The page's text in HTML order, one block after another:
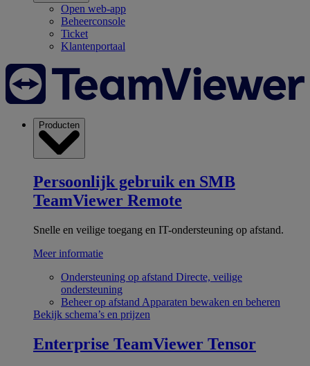
Open web-app
Beheerconsole
Ticket
Klantenportaal
Producten
Persoonlijk gebruik en SMB
TeamViewer Remote
Snelle en veilige toegang en IT-ondersteuning op afstand.
Meer informatie
Ondersteuning op afstand Directe, veilige
ondersteuning
Beheer op afstand Apparaten bewaken en beheren
Bekijk schema’s en prijzen
Enterprise TeamViewer Tensor